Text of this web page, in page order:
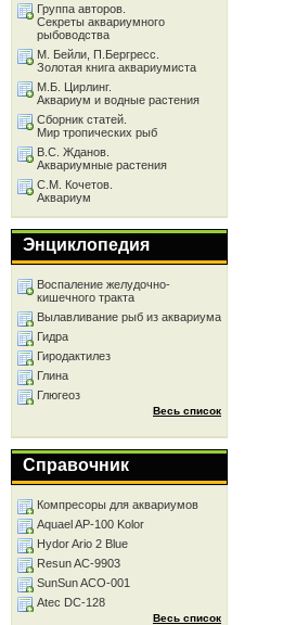
Группа авторов.
Секреты аквариумного
рыбоводства
М. Бейли, П.Бергресс.
Золотая книга аквариумиста
М.Б. Цирлинг.
Аквариум и водные растения
Сборник статей.
Мир тропических рыб
В.С. Жданов.
Аквариумные растения
С.М. Кочетов.
Аквариум
Энциклопедия
Воспаление желудочно-
кишечного тракта
Вылавливание рыб из аквариума
Гидра
Гиродактилез
Глина
Глюгеоз
Весь список
Справочник
Компресоры для аквариумов
Aquael AP-100 Kolor
Hydor Ario 2 Blue
Resun AC-9903
SunSun ACO-001
Atec DC-128
Весь список